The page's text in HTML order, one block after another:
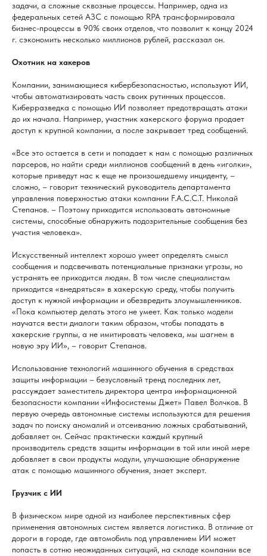
задачи, а сложные сквозные процессы. Например, одна из
федеральных сетей АЗС с помощью RPA трансформировала
бизнес-процессы в 90% своих отделов, что позволит к концу 2024
г. сэкономить несколько миллионов рублей, рассказал он.
Охотник на хакеров
Компании, занимающиеся кибербезопасностью, используют ИИ,
чтобы автоматизировать часть своих рутинных процессов.
Киберразведка с помощью ИИ позволяет предотвращать атаки
до их начала. Например, участник хакерского форума продает
доступ к крупной компании, а после закрывает тред сообщений.
«Все это остается в сети и попадает к нам с помощью различных
парсеров, но найти среди миллионов сообщений в день «иголки»,
которые приведут нас к еще не произошедшему инциденту, –
сложно, – говорит технический руководитель департамента
управления поверхностью атаки компании F.A.C.C.T. Николай
Степанов. – Поэтому приходится использовать автономные
системы, способные обнаружить подозрительные сообщения без
участия человека».
Искусственный интеллект хорошо умеет определять смысл
сообщения и подсвечивать потенциальные признаки угрозы, но
устранять ее приходится людям. В том числе специалистам
приходится «внедряться» в хакерскую среду, чтобы получить
доступ к нужной информации и обезвредить злоумышленников.
«Пока компьютер делать этого не умеет. Как только модели
научатся вести диалоги таким образом, чтобы попадать в
хакерские группы, а не имитировать человека, мы шагнем в
новую эру ИИ», – говорит Степанов.
Использование технологий машинного обучения в средствах
защиты информации – безусловный тренд последних лет,
рассуждает заместитель директора центра информационной
безопасности компании «Инфосистемы Джет» Павел Волчков. В
первую очередь автономные системы используются для решения
задач по поиску аномалий и отсеиванию ложных срабатываний,
добавляет он. Сейчас практически каждый крупный
производитель средств защиты информации в той или иной мере
добавляет в свои продукты модули, улучшающие обнаружение
атак с помощью машинного обучения, знает эксперт.
Грузчик с ИИ
В физическом мире одной из наиболее перспективных сфер
применения автономных систем является логистика. В отличие от
дороги в городе, где автомобиль под управлением ИИ может
попасть в сотню неожиданных ситуаций, на складе компании все